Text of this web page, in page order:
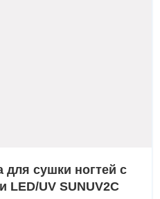
сушки ногтей с
UV SUNUV2C